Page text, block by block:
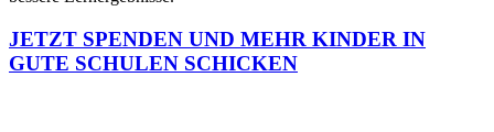
JETZT SPENDEN UND MEHR KINDER IN
GUTE SCHULEN SCHICKEN